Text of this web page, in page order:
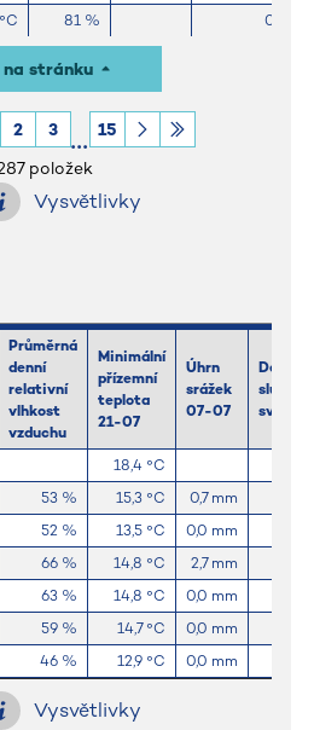
81 %
0,0
°C 84 %
86 %
stránku
položek
2 3 15
Vysvětlivky
Průměrná
denní
relativní
vlhkost
vzduchu
Minimální
přízemní
teplota
21-07
Úhrn
srážek
07-07
Délka
svitu
18,4 °C
53 % 15,3 °C 0,7 mm
52 % 13,5 °C 0,0 mm
66 % 14,8 °C 2,7 mm
63 % 14,8 °C 0,0 mm
59 % 14,7 °C 0,0 mm
46 % 12,9 °C 0,0 mm
Vysvětlivky